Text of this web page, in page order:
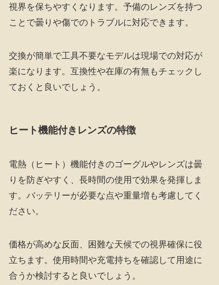
視界を保ちやすくなります。予備のレンズを持つ
ことで曇りや傷でのトラブルに対応できます。
交換が簡単で工具不要なモデルは現場での対応が
楽になります。互換性や在庫の有無もチェックし
ておくと良いでしょう。
ヒート機能付きレンズの特徴
電熱（ヒート）機能付きのゴーグルやレンズは曇
りを防ぎやすく、長時間の使用で効果を発揮しま
す。バッテリーが必要な点や重量増も考慮してく
ださい。
価格が高めな反面、困難な天候での視界確保に役
立ちます。使用時間や充電持ちを確認して用途に
合うか検討すると良いでしょう。